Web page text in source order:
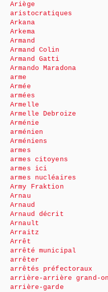
Ariège
aristocratiques
Arkana
Arkema
Armand
Armand Colin
Armand Gatti
Armando Maradona
arme
Armée
armées
Armelle
Armelle Debroize
Arménie
arménien
Arméniens
armes
armes citoyens
armes ici
armes nucléaires
Army Fraktion
Arnau
Arnaud
Arnaud décrit
Arnault
Arraitz
Arrêt
arrêté municipal
arrêter
arrêtés préfectoraux
arrière-arrière grand-
arrière-garde